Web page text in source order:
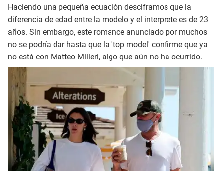
Haciendo una pequeña ecuación desciframos que la
diferencia de edad entre la modelo y el interprete es de 23
años. Sin embargo, este romance anunciado por muchos
no se podría dar hasta que la 'top model' confirme que ya
no está con Matteo Milleri, algo que aún no ha ocurrido.